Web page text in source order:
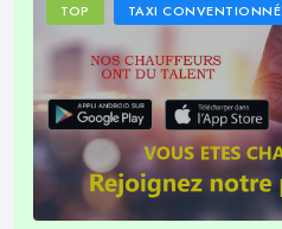
TOP TAXI CONVENTIONNÉ